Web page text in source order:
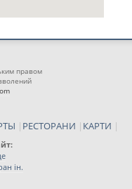
правом
| РЕСТОРАНИ | КАРТИ |
ін.